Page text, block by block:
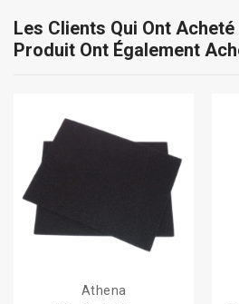
Les Clients Qui Ont Acheté
Produit Ont Également
Athena